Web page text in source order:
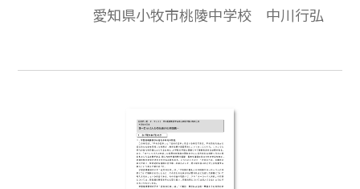
ことをクラスの仲間に聴いてもらうことで
学歴史の授業実践の報告である。
愛知県小牧市桃陵中学校 中川行弘